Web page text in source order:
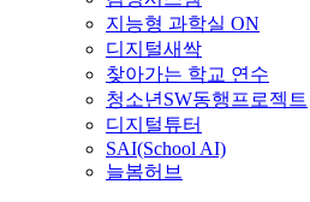
지능형 과학실 ON
디지털새싹
찾아가는 학교 연수
청소년SW동행프로젝트
디지털튜터
SAI(School AI)
늘봄허브